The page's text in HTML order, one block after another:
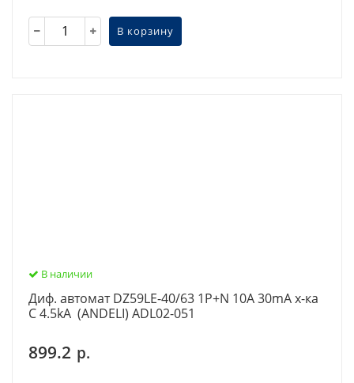
В корзину
В наличии
Диф. автомат DZ59LE-40/63 1P+N 10A 30mA х-ка
С 4.5kA (ANDELI) ADL02-051
899.2 р.